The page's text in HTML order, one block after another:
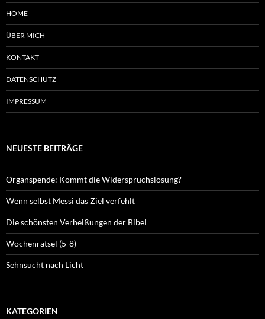
HOME
ÜBER MICH
KONTAKT
DATENSCHUTZ
IMPRESSUM
NEUESTE BEITRÄGE
Organspende: Kommt die Widerspruchslösung?
Wenn selbst Messi das Ziel verfehlt
Die schönsten Verheißungen der Bibel
Wochenrätsel (5-8)
Sehnsucht nach Licht
KATEGORIEN